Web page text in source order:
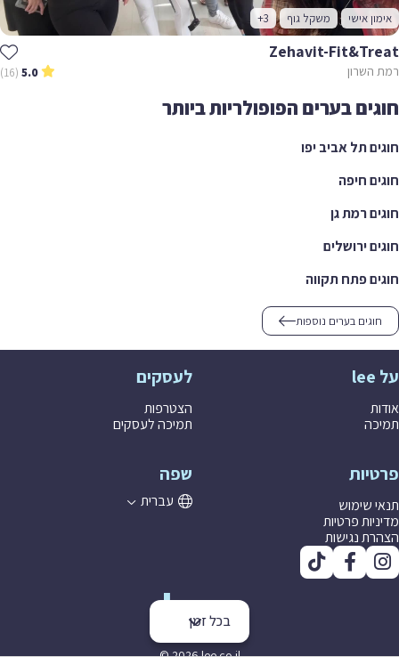
אימון אישי משקל גוף +3
Zehavit-Fit&treat
רמת השרון 5.0
(16)
בכל זמן
חוגים בערים הפופולריות ביותר
חוגים תל אביב יפו
חוגים חיפה
חוגים רמת גן
חוגים ירושלים
חוגים פתח תקווה
חוגים בערים נוספות
על lee
אודות
תמיכה
לעסקים
הצטרפות
תמיכה לעסקים
פרטיות
תנאי שימוש
מדיניות פרטיות
הצהרת נגישות
שפה
עברית